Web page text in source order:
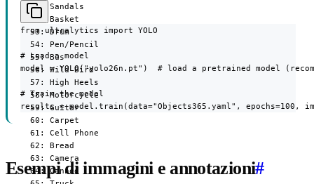
  51: Sandals
  52: Basket
  53: Drum
  54: Pen/Pencil
  55: Bus
  56: Wild Bird
  57: High Heels
  58: Motorcycle
  59: Guitar
  60: Carpet
  61: Cell Phone
  62: Bread
  63: Camera
  64: Canned
from ultralytics import YOLO
# Load a model
model = YOLO("yolo26n.pt")  # load a pretrained model
# Train the model
results = model.train(data="Objects365.yaml", epochs=100,
Esempi di immagini e annotazioni#